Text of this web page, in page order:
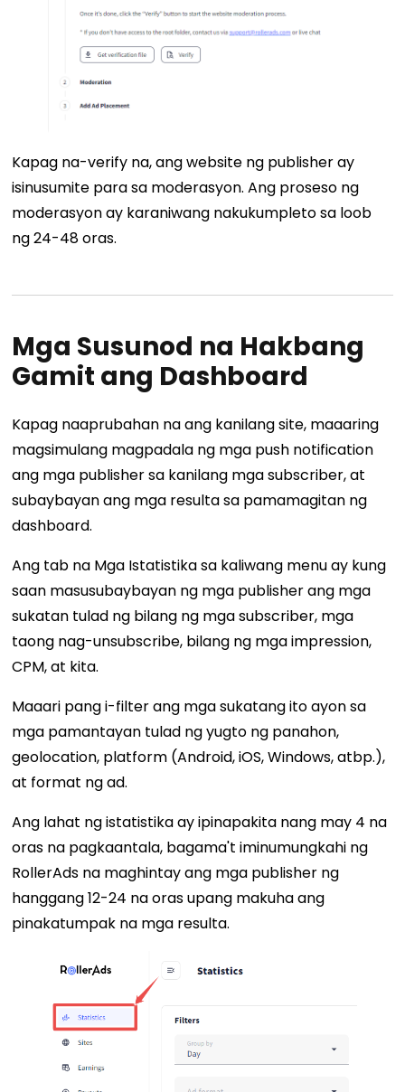
Kapag na-verify na, ang website ng publisher ay
isinusumite para sa moderasyon. Ang proseso ng
moderasyon ay karaniwang nakukumpleto sa loob
ng 24-48 oras.
Mga Susunod na Hakbang
Gamit ang Dashboard
Kapag naaprubahan na ang kanilang site, maaaring
magsimulang magpadala ng mga push notification
ang mga publisher sa kanilang mga subscriber, at
subaybayan ang mga resulta sa pamamagitan ng
dashboard.
Ang tab na Mga Istatistika sa kaliwang menu ay kung
saan masusubaybayan ng mga publisher ang mga
sukatan tulad ng bilang ng mga subscriber, mga
taong nag-unsubscribe, bilang ng mga impression,
CPM, at kita.
Maaari pang i-filter ang mga sukatang ito ayon sa
mga pamantayan tulad ng yugto ng panahon,
geolocation, platform (Android, iOS, Windows, atbp.),
at format ng ad.
Ang lahat ng istatistika ay ipinapakita nang may 4 na
oras na pagkaantala, bagama't iminumungkahi ng
RollerAds na maghintay ang mga publisher ng
hanggang 12-24 na oras upang makuha ang
pinakatumpak na mga resulta.